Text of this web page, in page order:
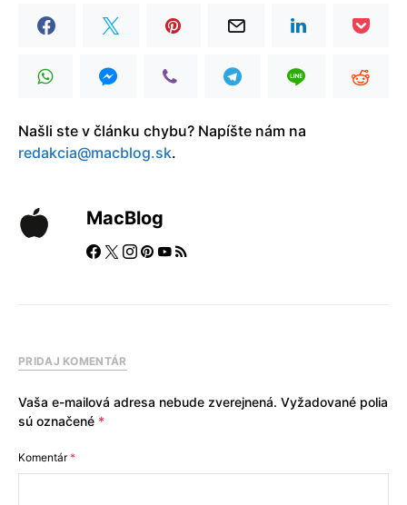
Našli ste v článku chybu? Napíšte nám na
redakcia@macblog.sk.
MacBlog
PRIDAJ KOMENTÁR
Vaša e-mailová adresa nebude zverejnená. Vyžadované polia
sú označené *
Komentár*